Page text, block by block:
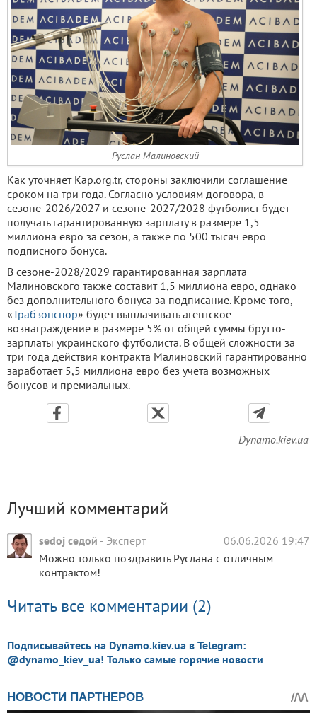
Руслан Малиновский
Как уточняет Kap.org.tr, стороны заключили соглашение
сроком на три года. Согласно условиям договора, в
сезоне-2026/2027 и сезоне-2027/2028 футболист будет
получать гарантированную зарплату в размере 1,5
миллиона евро за сезон, а также по 500 тысяч евро
подписного бонуса.
В сезоне-2028/2029 гарантированная зарплата
Малиновского также составит 1,5 миллиона евро, однако
без дополнительного бонуса за подписание. Кроме того,
«Трабзонспор» будет выплачивать агентское
вознаграждение в размере 5% от общей суммы брутто-
зарплаты украинского футболиста. В общей сложности за
три года действия контракта Малиновский гарантированно
заработает 5,5 миллиона евро без учета возможных
бонусов и премиальных.
Dynamo.kiev.ua
Лучший комментарий
sedoj седой - Эксперт
06.06.2026 19:47
Можно только поздравить Руслана с отличным
контрактом!
Читать все комментарии (2)
Подписывайтесь на Dynamo.kiev.ua в Telegram:
@dynamo_kiev_ua! Только самые горячие новости